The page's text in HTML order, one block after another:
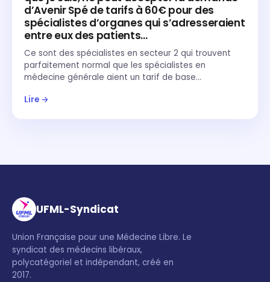
d’Avenir Spé de tarifs à 60€ pour des
spécialistes d’organes qui s’adresseraient
entre eux des patients…
Ce sont des spécialistes en secteur 2 qui trouvent
parfaitement normal que les spécialistes en
médecine générale aient un tarif de base…
Lire →
UFML-Syndicat
Union Française pour une Médecine Libre. Le
syndicat des médecins libéraux,
polycatégoriel et indépendant, créé en
2017.